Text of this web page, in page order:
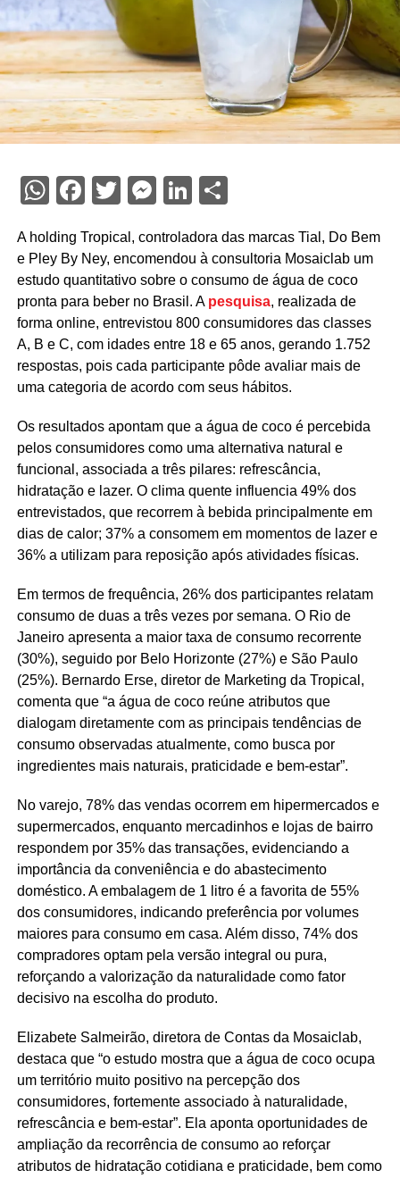
WhatsApp
Facebook
Twitter
Messenger
LinkedIn
Share
A holding Tropical, controladora das marcas Tial, Do Bem
e Pley By Ney, encomendou à consultoria Mosaiclab um
estudo quantitativo sobre o consumo de água de coco
pronta para beber no Brasil. A pesquisa, realizada de
forma online, entrevistou 800 consumidores das classes
A, B e C, com idades entre 18 e 65 anos, gerando 1.752
respostas, pois cada participante pôde avaliar mais de
uma categoria de acordo com seus hábitos.
Os resultados apontam que a água de coco é percebida
pelos consumidores como uma alternativa natural e
funcional, associada a três pilares: refrescância,
hidratação e lazer. O clima quente influencia 49% dos
entrevistados, que recorrem à bebida principalmente em
dias de calor; 37% a consomem em momentos de lazer e
36% a utilizam para reposição após atividades físicas.
Em termos de frequência, 26% dos participantes relatam
consumo de duas a três vezes por semana. O Rio de
Janeiro apresenta a maior taxa de consumo recorrente
(30%), seguido por Belo Horizonte (27%) e São Paulo
(25%). Bernardo Erse, diretor de Marketing da Tropical,
comenta que “a água de coco reúne atributos que
dialogam diretamente com as principais tendências de
consumo observadas atualmente, como busca por
ingredientes mais naturais, praticidade e bem‑estar”.
No varejo, 78% das vendas ocorrem em hipermercados e
supermercados, enquanto mercadinhos e lojas de bairro
respondem por 35% das transações, evidenciando a
importância da conveniência e do abastecimento
doméstico. A embalagem de 1 litro é a favorita de 55%
dos consumidores, indicando preferência por volumes
maiores para consumo em casa. Além disso, 74% dos
compradores optam pela versão integral ou pura,
reforçando a valorização da naturalidade como fator
decisivo na escolha do produto.
Elizabete Salmeirão, diretora de Contas da Mosaiclab,
destaca que “o estudo mostra que a água de coco ocupa
um território muito positivo na percepção dos
consumidores, fortemente associado à naturalidade,
refrescância e bem‑estar”. Ela aponta oportunidades de
ampliação da recorrência de consumo ao reforçar
atributos de hidratação cotidiana e praticidade, bem como